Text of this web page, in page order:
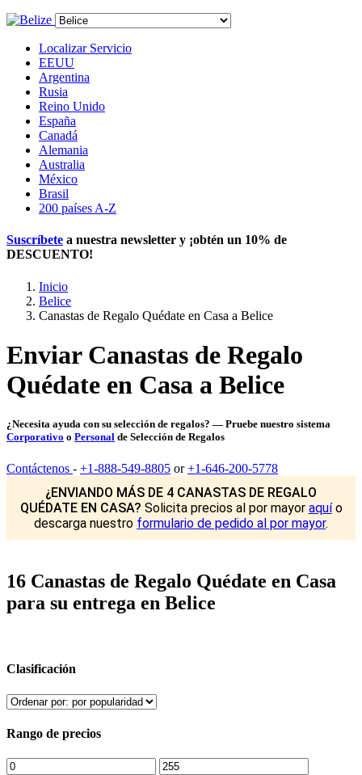
Localizar Servicio
EEUU
Argentina
Rusia
Reino Unido
España
Canadá
Alemania
Australia
México
Brasil
200 países A-Z
Suscríbete a nuestra newsletter y ¡obtén un 10% de
DESCUENTO!
Inicio
Belice
Canastas de Regalo Quédate en Casa a Belice
Enviar Canastas de Regalo
Quédate en Casa a Belice
¿Necesita ayuda con su selección de regalos? — Pruebe nuestro sistema
Corporativo o Personal de Selección de Regalos
Contáctenos - +1-888-549-8805 or+1-646-200-5778
¿ENVIANDO MÁS DE 4 CANASTAS DE REGALO
QUÉDATE EN CASA? Solicita precios al por mayor aquío
descarga nuestro formulario de pedido al por mayor.
16 Canastas de Regalo Quédate en Casa
para su entrega en Belice
Clasificación
Rango de precios